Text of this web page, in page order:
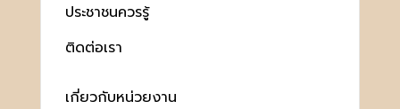
ประชาชนควรรู้
ติดต่อเรา
เกี่ยวกับหน่วยงาน